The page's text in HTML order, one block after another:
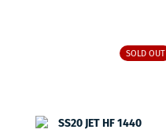
SOLD OUT